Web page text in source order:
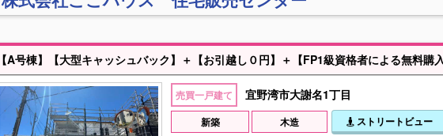
売買一戸建て 宜野湾市大謝名1丁目
新築 木造 ストリートビュー